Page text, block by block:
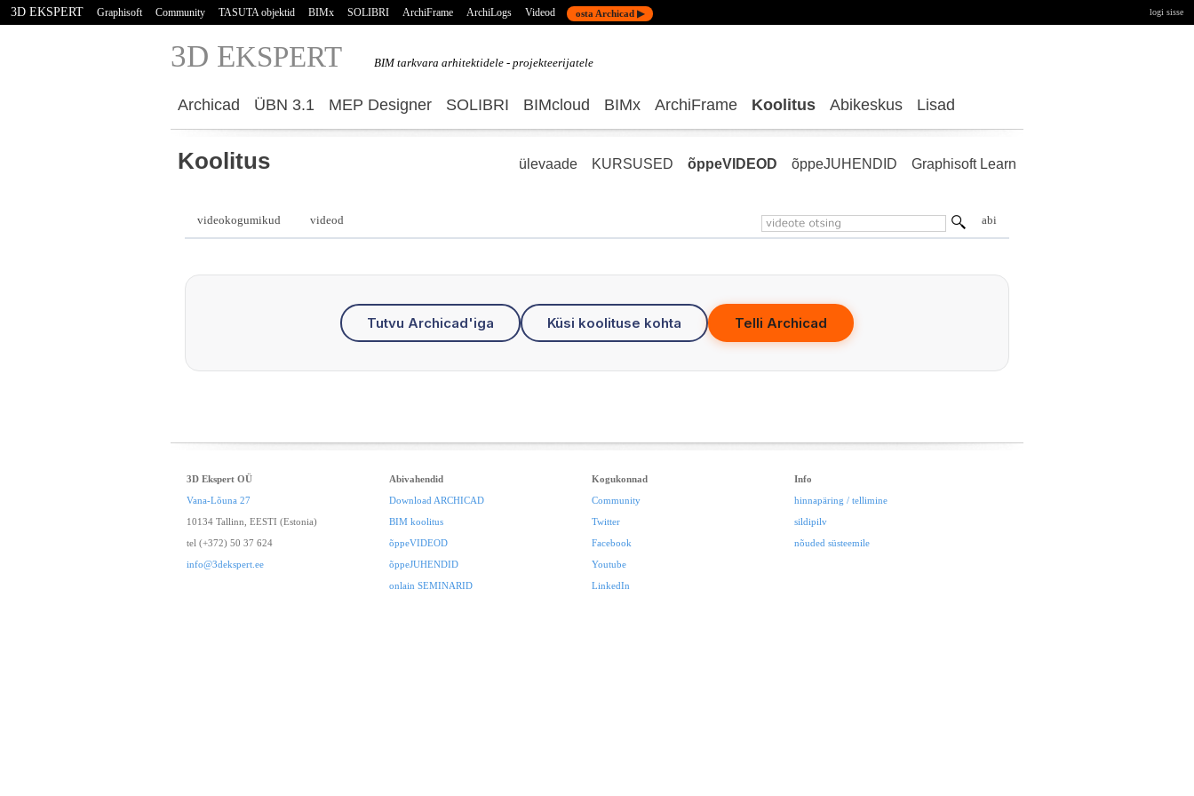
3D EKSPERT Graphisoft Community TASUTA objektid BIMx SOLIBRI ArchiFrame ArchiLogs Videod osta Archicad ▶ logi sisse
3D EKSPERT BIM tarkvara arhitektidele - projekteerijatele
Archicad ÜBN 3.1 MEP Designer SOLIBRI BIMcloud BIMx ArchiFrame Koolitus Abikeskus Lisad
Koolitus ülevaade KURSUSED õppeVIDEOD õppeJUHENDID Graphisoft Learn
videokogumikud videod abi
Tutvu Archicad'iga Küsi koolituse kohta Telli Archicad
3D Ekspert OÜ
Vana-Lõuna 27
10134 Tallinn, EESTI (Estonia)
tel (+372) 50 37 624
info@3dekspert.ee
Abivahendid
Download ARCHICAD
BIM koolitus
õppeVIDEOD
õppeJUHENDID
onlain SEMINARID
Kogukonnad
Community
Twitter
Facebook
Youtube
LinkedIn
Info
hinnapäring / tellimine
sildipilv
nõuded süsteemile